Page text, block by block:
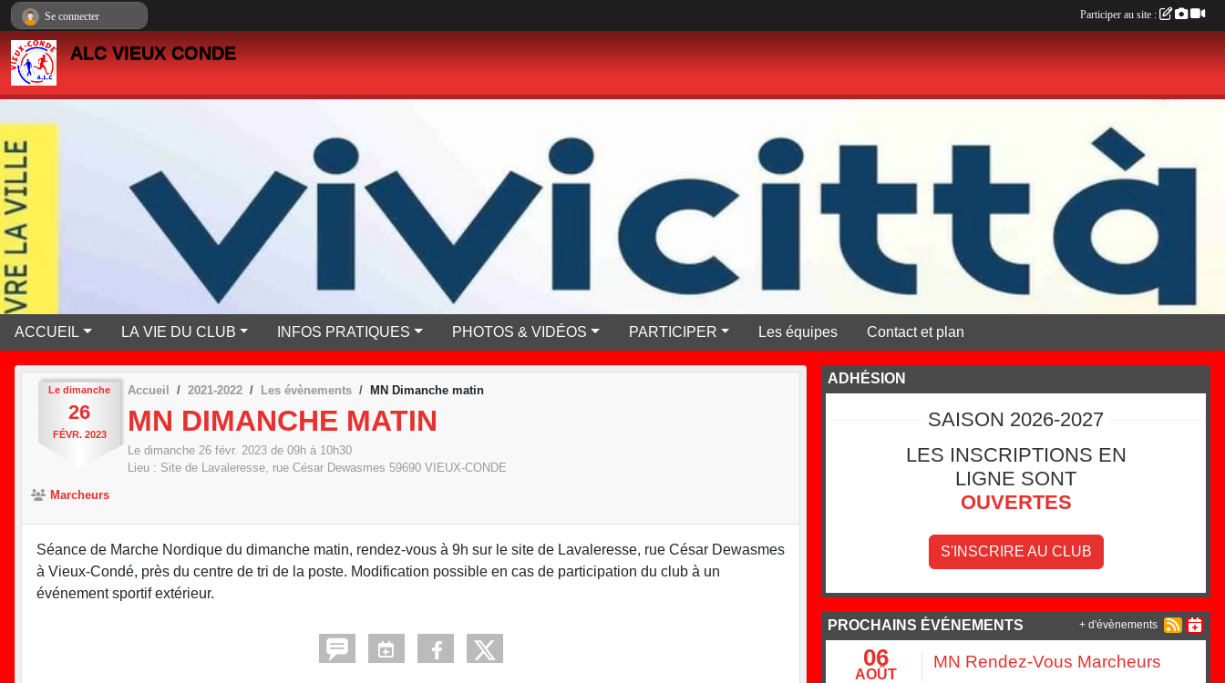
ALC VIEUX CONDE
ACCUEIL LA VIE DU CLUB INFOS PRATIQUES PHOTOS & VIDÉOS PARTICIPER Les équipes Contact et plan
Le dimanche
26
FÉVR. 2023
Accueil 2021-2022 Les évènements MN Dimanche matin
MN DIMANCHE MATIN
Le dimanche 26 févr. 2023 de 09h à 10h30
Lieu : Site de Lavaleresse, rue César Dewasmes 59690 VIEUX-CONDE
Marcheurs
Séance de Marche Nordique du dimanche matin, rendez-vous à 9h sur le site de Lavaleresse, rue César Dewasmes
à Vieux-Condé, près du centre de tri de la poste. Modification possible en cas de participation du club à un
événement sportif extérieur.
ADHÉSION
SAISON 2026-2027
LES INSCRIPTIONS EN
LIGNE SONT
OUVERTES
S'INSCRIRE AU CLUB
PROCHAINS ÉVÉNEMENTS
06
AOÛT
MN Rendez-Vous Marcheurs
+ d'évènements
Se connecter Participer au site :
Panneau de gestion des cookies